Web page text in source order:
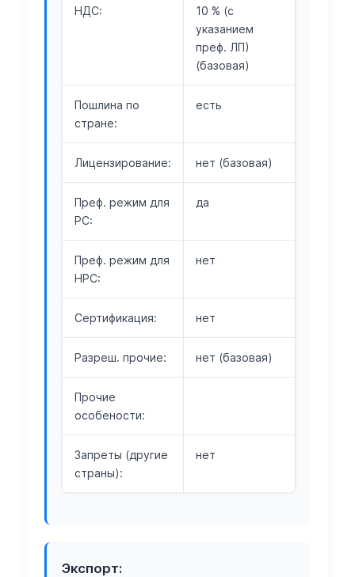
НДС:
10 % (с
указанием
преф. ЛП)
(базовая)
Пошлина по
стране:
есть
Лицензирование: нет (базовая)
Преф. режим для
РС:
да
Преф. режим для
НРС:
нет
Сертификация: нет
Разреш. прочие: нет (базовая)
Прочие
особености:
Запреты (другие
страны):
нет
Экспорт: